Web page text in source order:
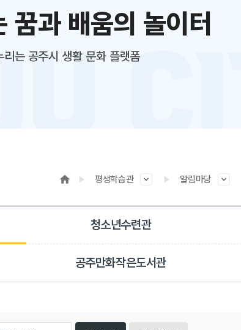
꿈과 배움의 놀이터
는 공주시 생활 문화 플랫폼
평생학습관 알림마당
청소년수련관
공주만화작은도서관